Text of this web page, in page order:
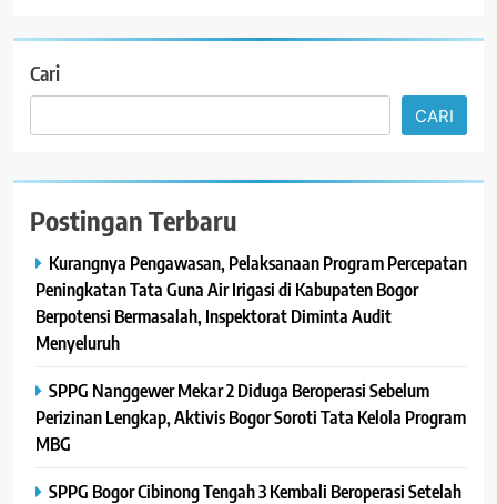
Cari
CARI
Postingan Terbaru
Kurangnya Pengawasan, Pelaksanaan Program Percepatan
Peningkatan Tata Guna Air Irigasi di Kabupaten Bogor
Berpotensi Bermasalah, Inspektorat Diminta Audit
Menyeluruh
SPPG Nanggewer Mekar 2 Diduga Beroperasi Sebelum
Perizinan Lengkap, Aktivis Bogor Soroti Tata Kelola Program
MBG
SPPG Bogor Cibinong Tengah 3 Kembali Beroperasi Setelah